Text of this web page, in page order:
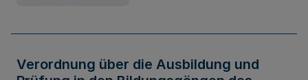
Verordnung über die Ausbildung und